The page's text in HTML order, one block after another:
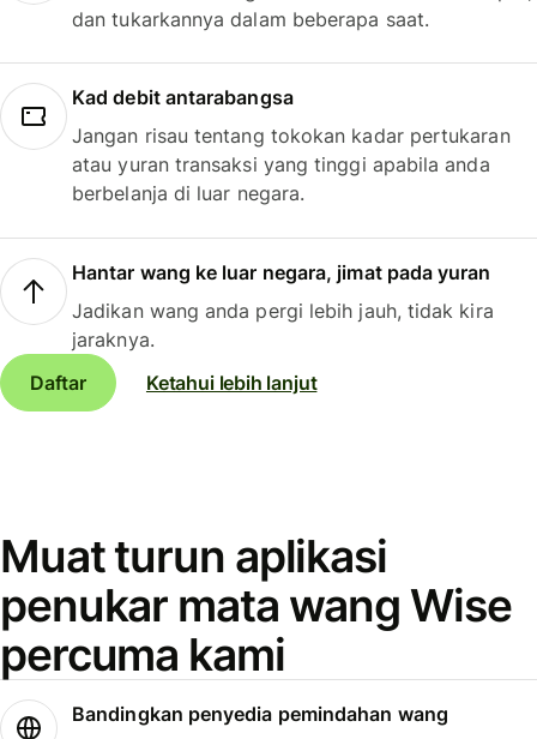
dan tukarkannya dalam beberapa saat.
Kad debit antarabangsa
Jangan risau tentang tokokan kadar pertukaran
atau yuran transaksi yang tinggi apabila anda
berbelanja di luar negara.
Hantar wang ke luar negara, jimat pada yuran
Jadikan wang anda pergi lebih jauh, tidak kira
jaraknya.
Daftar
Ketahui lebih lanjut
Muat turun aplikasi
penukar mata wang Wise
percuma kami
Bandingkan penyedia pemindahan wang